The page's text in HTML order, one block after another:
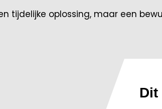
tijdelijke oplossing, maar een
Dit